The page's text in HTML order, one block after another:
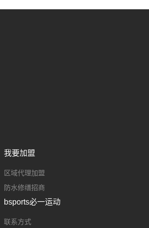
我要加盟
区域代理加盟
防水修缮招商
bsports必一运动
联系方式